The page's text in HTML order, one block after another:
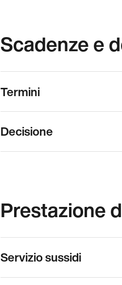
Scadenze e
Termini
Decisione
Prestazione
Servizio sussidi